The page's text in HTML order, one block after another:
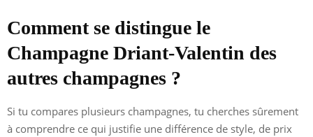
Comment se distingue le
Champagne Driant-Valentin des
autres champagnes ?
Si tu compares plusieurs champagnes, tu cherches sûrement
à comprendre ce qui justifie une différence de style, de prix